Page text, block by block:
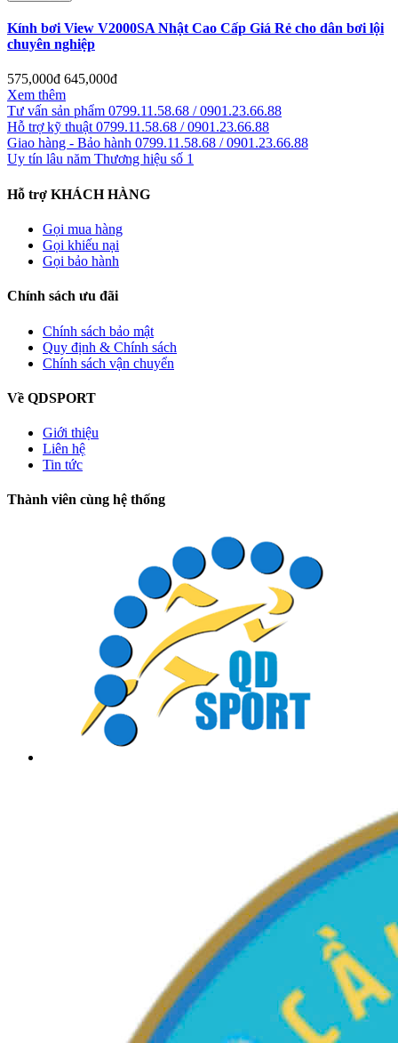
Kính bơi View V2000SA Nhật Cao Cấp Giá Rẻ cho dân bơi lội
chuyên nghiệp
575,000đ 645,000đ
Xem thêm
Tư vấn sản phẩm 0799.11.58.68 / 0901.23.66.88
Hỗ trợ kỹ thuật 0799.11.58.68 / 0901.23.66.88
Giao hàng - Bảo hành 0799.11.58.68 / 0901.23.66.88
Uy tín lâu năm Thương hiệu số 1
Hỗ trợ KHÁCH HÀNG
Gọi mua hàng
Gọi khiếu nại
Gọi bảo hành
Chính sách ưu đãi
Chính sách bảo mật
Quy định & Chính sách
Chính sách vận chuyển
Về QDSPORT
Giới thiệu
Liên hệ
Tin tức
Thành viên cùng hệ thống